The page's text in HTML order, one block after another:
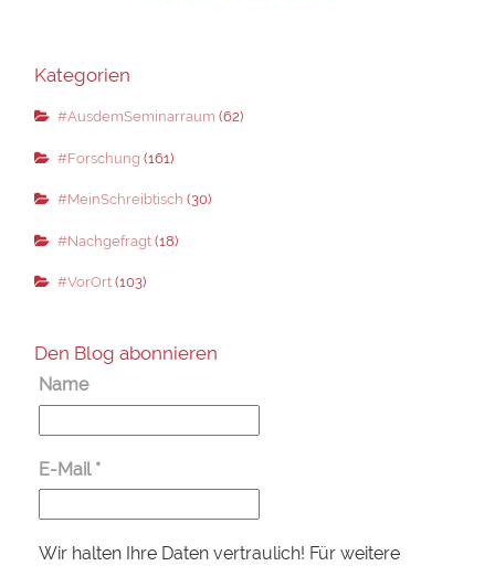
Kategorien
#AusdemSeminarraum (62)
#Forschung (161)
#MeinSchreibtisch (30)
#Nachgefragt(18)
#VorOrt(103)
Den Blog abonnieren
Name
E-Mail *
Wir halten Ihre Daten vertraulich! Für weitere